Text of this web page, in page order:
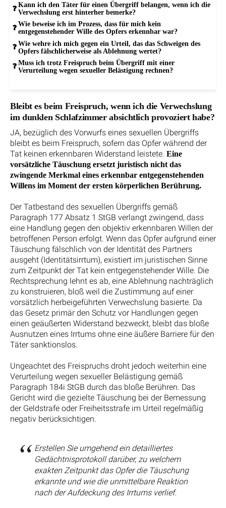
Kann ich den Täter für einen Übergriff belangen, wenn ich die
Verwechslung erst hinterher bemerke?
Wie beweise ich im Prozess, dass für mich kein
entgegenstehender Wille des Opfers erkennbar war?
Wie wehre ich mich gegen ein Urteil, das das Schweigen des
Opfers fälschlicherweise als Ablehnung wertet?
Muss ich trotz Freispruch beim Übergriff mit einer
Verurteilung wegen sexueller Belästigung rechnen?
Bleibt es beim Freispruch, wenn ich die Verwechslung
im dunklen Schlafzimmer absichtlich provoziert habe?
JA, bezüglich des Vorwurfs eines sexuellen Übergriffs
bleibt es beim Freispruch, sofern das Opfer während der
Tat keinen erkennbaren Widerstand leistete. Eine
vorsätzliche Täuschung ersetzt juristisch nicht das
zwingende Merkmal eines erkennbar entgegenstehenden
Willens im Moment der ersten körperlichen Berührung.
Der Tatbestand des sexuellen Übergriffs gemäß
Paragraph 177 Absatz 1 StGB verlangt zwingend, dass
eine Handlung gegen den objektiv erkennbaren Willen der
betroffenen Person erfolgt. Wenn das Opfer aufgrund einer
Täuschung fälschlich von der Identität des Partners
ausgeht (Identitätsirrtum), existiert im juristischen Sinne
zum Zeitpunkt der Tat kein entgegenstehender Wille. Die
Rechtsprechung lehnt es ab, eine Ablehnung nachträglich
zu konstruieren, bloß weil die Zustimmung auf einer
vorsätzlich herbeigeführten Verwechslung basierte. Da
das Gesetz primär den Schutz vor Handlungen gegen
einen geäußerten Widerstand bezweckt, bleibt das bloße
Ausnutzen eines Irrtums ohne eine äußere Barriere für den
Täter sanktionslos.
Ungeachtet des Freispruchs droht jedoch weiterhin eine
Verurteilung wegen sexueller Belästigung gemäß
Paragraph 184i StGB durch das bloße Berühren. Das
Gericht wird die gezielte Täuschung bei der Bemessung
der Geldstrafe oder Freiheitsstrafe im Urteil regelmäßig
negativ berücksichtigen.
Erstellen Sie umgehend ein detailliertes
Gedächtnisprotokoll darüber, zu welchem
exakten Zeitpunkt das Opfer die Täuschung
erkannte und wie die unmittelbare Reaktion
nach der Aufdeckung des Irrtums verlief.